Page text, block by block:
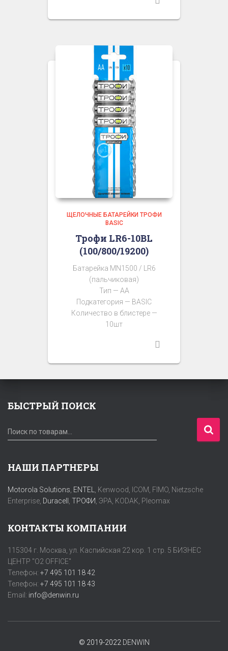
ЩЕЛОЧНЫЕ БАТАРЕЙКИ ТРОФИ
BASIC
Трофи LR6-10BL
(100/800/19200)
Батарейка MN1500 / LR6
(пальчиковая)
Тип — AA
Подкатегория — BASIC
Количество в блистере —
10шт
БЫСТРЫЙ ПОИСК
И
с
т
:
Поиск по товарам…
НАШИ ПАРТНЕРЫ
Motorola Solutions ENTEL
, Kenwood, ICOM, FIMO, Nietzsche
Enterprise, Duracell ТРОФИ , ЭРА, KODAK, Pleomax
КОНТАКТЫ КОМПАНИИ
115304 г. Москва, ул. Каспийская 22 кор. 1 стр. 5 БИЗНЕС
ЦЕНТР "O2 OFFICE"
Телефон: +7 495 101 18 42
Телефон: +7 495 101 18 43
Email: info@denwin.ru
© 2019-2022 DENWIN